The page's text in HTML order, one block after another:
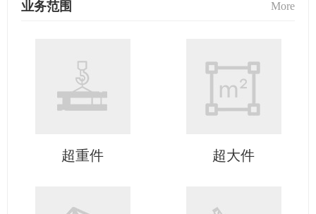
业务范围 More
超重件 超大件